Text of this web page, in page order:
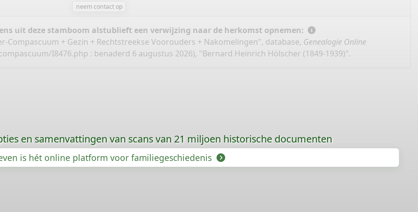
neem contact op
uit deze stamboom alstublieft een verwijzing naar de herkomst opnemen:
Compascuum + Gezin + Rechtstreekse Voorouders + Nakomelingen", database, Genealogie Online
I8476.php : benaderd 6 augustus 2026), "Bernard Heinrich Hölscher (1849-1939)".
en samenvattingen van scans van 21 miljoen historische documenten
is hét online platform voor familiegeschiedenis